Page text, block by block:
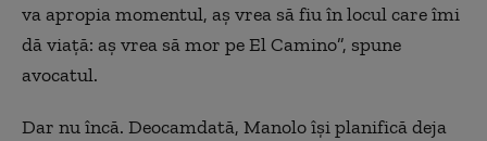
va apropia momentul, aș vrea să fiu în locul care îmi
dă viață: aș vrea să mor pe El Camino”, spune
avocatul.
Dar nu încă. Deocamdată, Manolo își planifică deja